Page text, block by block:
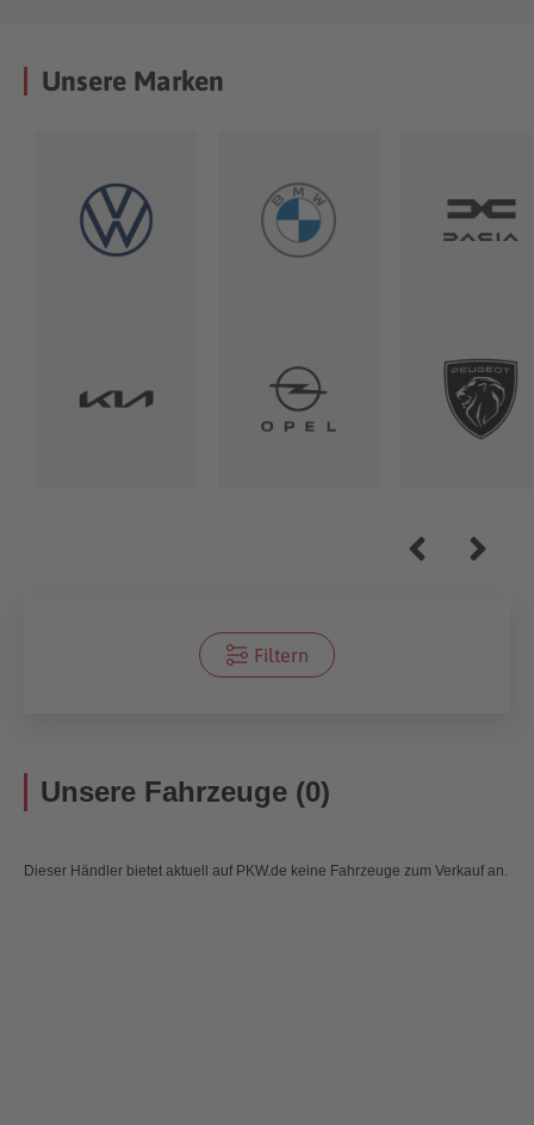
Unsere Marken
Filtern
Unsere Fahrzeuge (0)
Dieser Händler bietet aktuell auf PKW.de keine Fahrzeuge zum Verkauf an.